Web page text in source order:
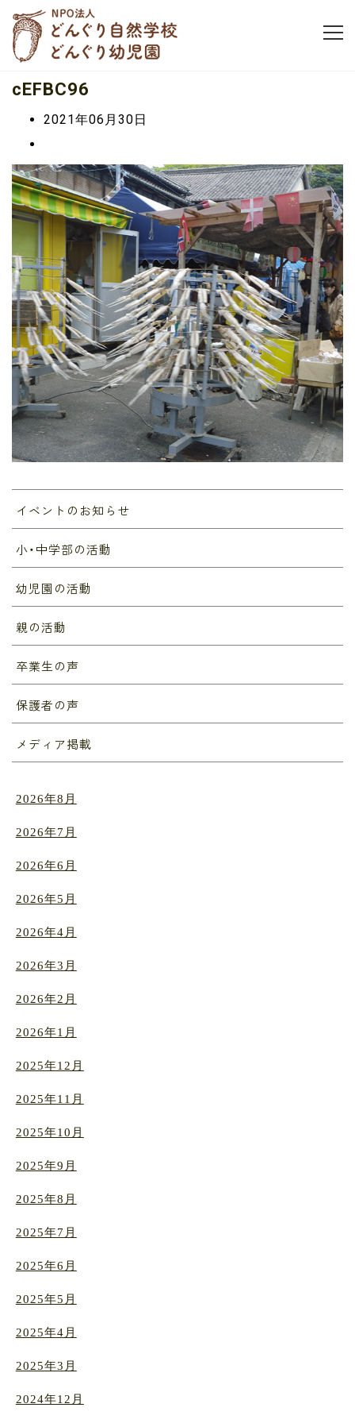
cEFBC96
2021年06月30日
イベントのお知らせ
小・中学部の活動
幼児園の活動
親の活動
卒業生の声
保護者の声
メディア掲載
2026年8月
2026年7月
2026年6月
2026年5月
2026年4月
2026年3月
2026年2月
2026年1月
2025年12月
2025年11月
2025年10月
2025年9月
2025年8月
2025年7月
2025年6月
2025年5月
2025年4月
2025年3月
2024年12月